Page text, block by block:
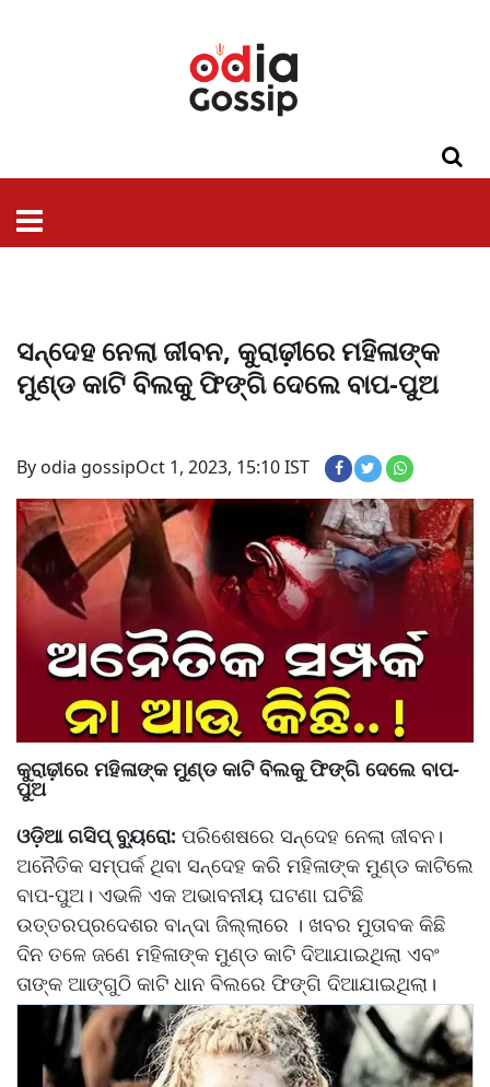
ସନ୍ଦେହ ନେଲା ଜୀବନ, କୁରାଢ଼ୀରେ ମହିଳାଙ୍କ
ମୁଣ୍ଡ କାଟି ବିଲକୁ ଫିଙ୍ଗି ଦେଲେ ବାପ-ପୁଅ
By odia gossipOct 1, 2023, 15:10 IST
କୁରାଢ଼ୀରେ ମହିଳାଙ୍କ ମୁଣ୍ଡ କାଟି ବିଲକୁ ଫିଙ୍ଗି ଦେଲେ ବାପ-
ପୁଅ
ଓଡ଼ିଆ ଗସିପ୍ ବ୍ୟୁରୋ: ପରିଶେଷରେ ସନ୍ଦେହ ନେଲା ଜୀବନ।
ଅନୈତିକ ସମ୍ପର୍କ ଥିବା ସନ୍ଦେହ କରି ମହିଳାଙ୍କ ମୁଣ୍ଡ କାଟିଲେ
ବାପ-ପୁଅ। ଏଭଳି ଏକ ଅଭାବନୀୟ ଘଟଣା ଘଟିଛି
ଉତ୍ତରପ୍ରଦେଶର ବାନ୍ଦା ଜିଲ୍ଲାରେ । ଖବର ମୁତାବକ କିଛି
ଦିନ ତଳେ ଜଣେ ମହିଳାଙ୍କ ମୁଣ୍ଡ କାଟି ଦିଆଯାଇଥିଲା ଏବଂ
ତାଙ୍କ ଆଙ୍ଗୁଠି କାଟି ଧାନ ବିଲରେ ଫିଙ୍ଗି ଦିଆଯାଇଥିଲା।